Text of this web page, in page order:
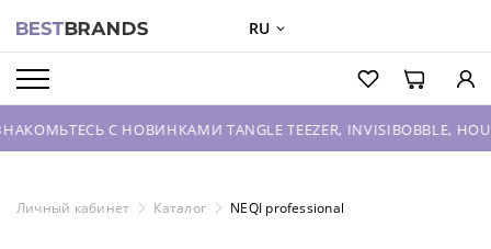
RU
С НОВИНКАМИ TANGLE TEEZER, INVISIBOBBLE, HOUSE OF
Личный кабинет Каталог NEQI professional
О БРЕНДАХ
КАТАЛОГ
О КОМПАНИИ
ОПТОВЫЕ ПРОДАЖИ